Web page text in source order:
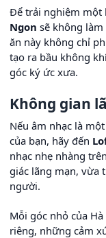
Để trải nghiệm một
Ngon sẽ không
ăn này không chỉ
tạo ra bầu không
góc ký ức xưa.
Không gian
Nếu âm nhạc là
của bạn, hãy đến
nhạc nhẹ nhàng
giác lãng mạn, vừa
người.
Mỗi góc nhỏ của
riêng, những cảm